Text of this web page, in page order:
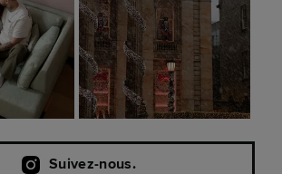
Suivez-nous.